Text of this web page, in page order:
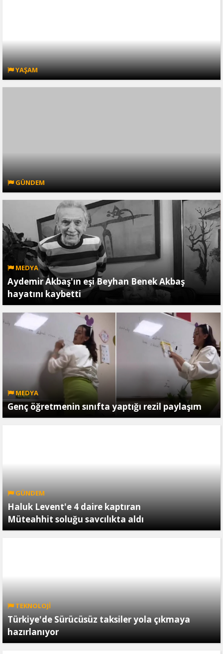
YAŞAM
GÜNDEM
MEDYA
Aydemir Akbaş'ın eşi Beyhan Benek Akbaş
hayatını kaybetti
MEDYA
Genç öğretmenin sınıfta yaptığı rezil paylaşım
GÜNDEM
Haluk Levent'e 4 daire kaptıran
Müteahhit soluğu savcılıkta aldı
TEKNOLOJİ
Türkiye'de Sürücüsüz taksiler yola çıkmaya
hazırlanıyor